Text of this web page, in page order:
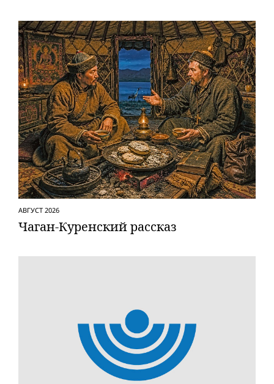
АВГУСТ 2026
Чаган-Куренский рассказ